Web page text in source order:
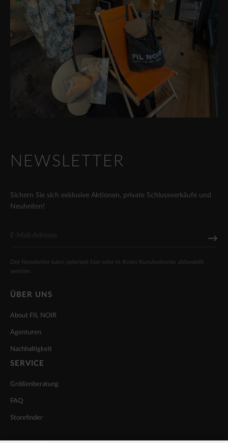
NEWSLETTER
Sichern Sie sich exklusive Aktionen, private Schlussverkäufe und
Neuheiten!
Der Newsletter kann jederzeit hier oder in Ihrem Kundenkonto abbestellt
werden.
ÜBER UNS
About FIL NOIR
Agenturen
Nachhaltigkeit
SERVICE
Größenberatung
FAQ
Storefinder